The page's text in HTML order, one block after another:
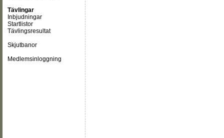
Tävlingar
Inbjudningar
Startlistor
Tävlingsresultat
Skjutbanor
Medlemsinloggning